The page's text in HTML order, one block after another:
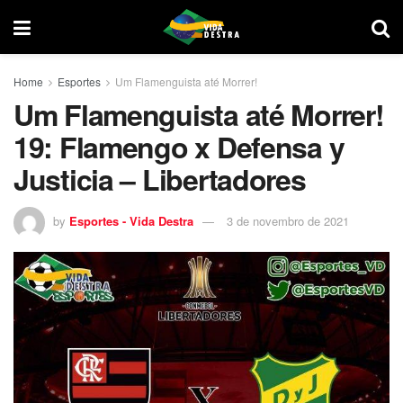
Home Esportes Um Flamenguista até Morrer!
Um Flamenguista até Morrer!
19: Flamengo x Defensa y
Justicia – Libertadores
by Esportes - Vida Destra 3 de novembro de 2021